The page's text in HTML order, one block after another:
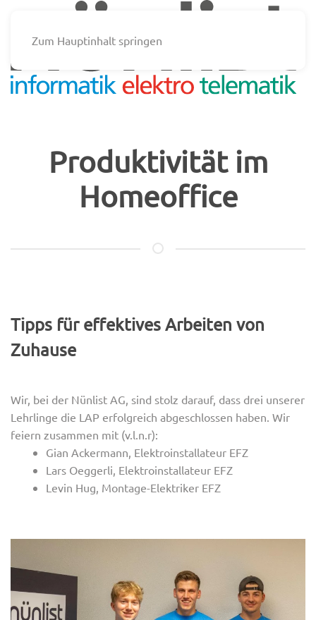
Zum Hauptinhalt springen
Produktivität im
Homeoffice
Tipps für effektives Arbeiten von
Zuhause
Wir, bei der Nünlist AG, sind stolz darauf, dass drei unserer
Lehrlinge die LAP erfolgreich abgeschlossen haben. Wir
feiern zusammen mit (v.l.n.r):
Gian Ackermann, Elektroinstallateur EFZ
Lars Oeggerli, Elektroinstallateur EFZ
Levin Hug, Montage-Elektriker EFZ